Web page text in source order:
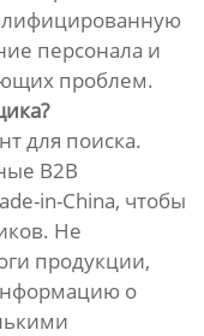
персонала и
проблем.
для поиска.
B2B
in-China, чтобы
Не
продукции,
о